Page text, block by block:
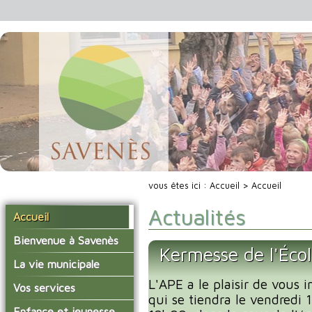
Accueil
Bienvenue à Savenès
Situer Savenès
Savenès en chiffre
L'histoire du village
La vie municipale
Vos élus
Les compte-rendus du
Vos services
La mairie
vous êtes ici : Accueil > Accueil
Actualités
Kermesse de
L'APE a le plaisir de vous
qui se tiendra le vendredi